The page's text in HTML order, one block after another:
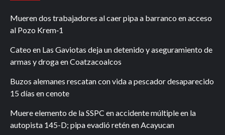
Mueren dos trabajadores al caer pipa a barranco en acceso
al Pozo Krem‑1
Cateo en Las Gaviotas deja un detenido y aseguramiento de
armas y droga en Coatzacoalcos
Buzos alemanes rescatan con vida a pescador desaparecido
15 días en cenote
Muere elemento de la SSPC en accidente múltiple en la
autopista 145-D; pipa evadió retén en Acayucan